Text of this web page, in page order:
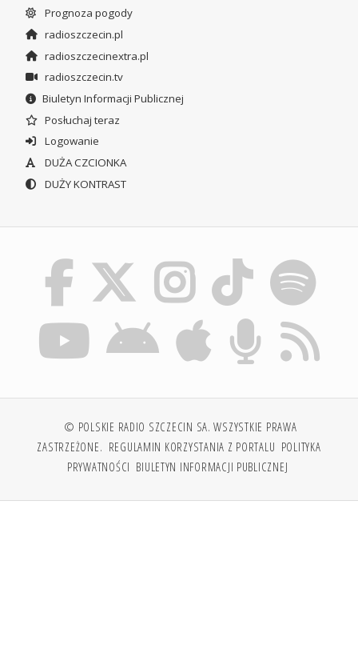
Prognoza pogody
radioszczecin.pl
radioszczecinextra.pl
radioszczecin.tv
Biuletyn Informacji Publicznej
Posłuchaj teraz
Logowanie
DUŻA CZCIONKA
DUŻY KONTRAST
© POLSKIE RADIO SZCZECIN SA. WSZYSTKIE PRAWA
ZASTRZEŻONE. REGULAMIN KORZYSTANIA Z PORTALU POLITYKA
PRYWATNOŚCI BIULETYN INFORMACJI PUBLICZNEJ